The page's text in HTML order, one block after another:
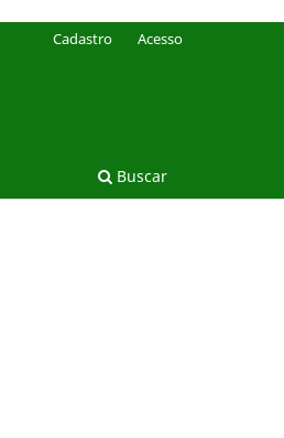
Buscar
Cadastro Acesso